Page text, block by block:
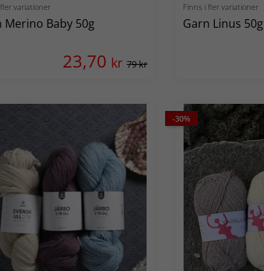
variationer
Merino Baby 50g
23,70 kr 79 kr
Finns i fler variationer
Garn Linus 50g
-30%